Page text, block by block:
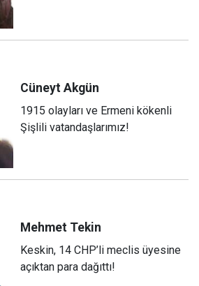
CüneytAkgün
1915 olayları ve Ermeni kökenli
Şişlili vatandaşlarımız!
Mehmet Tekin
Keskin, 14 CHP’li meclis üyesine
açıktan para dağıttı!